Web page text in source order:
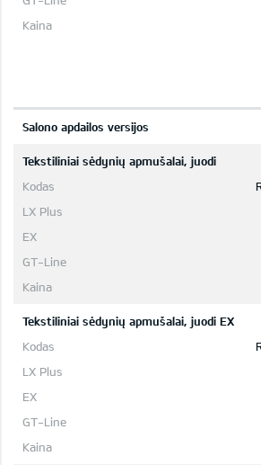
Salono apdailos versijos
Tekstiliniai sėdynių apmušalai, juodi
Tekstiliniai sėdynių apmušalai, juodi EX